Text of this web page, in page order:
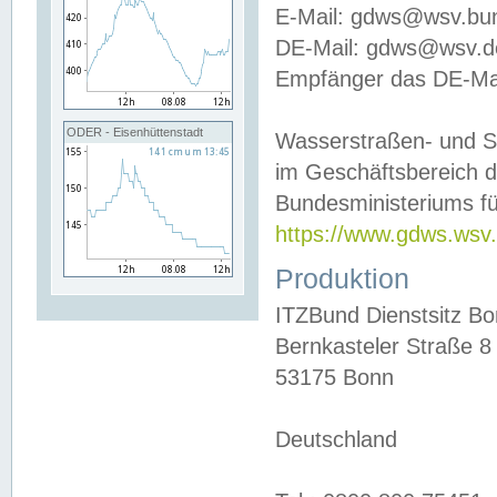
ODER - Eisenhüttenstadt
E-Mail:
DE-Mail:
Empfänger das DE-
Wasserstraßen- und
im Geschäftsbereich
Bundesministeriums
https://
Produktion
ITZBund Dienstsitz
Bernkasteler Straße 8
53175 Bonn
Deutschland